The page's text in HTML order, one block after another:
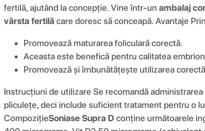
fertilă, ajutând la concepție. Vine într-un ambalaj
vârsta fertilă care doresc să conceapă. Avantaje
Promovează maturarea foliculară corectă.
Aceasta este benefică pentru calitatea
Promovează și îmbunătățește utilizarea
Instrucțiuni de utilizare Se recomandă
pliculețe, deci include suficient tratament pentru o
CompoziţieSoniase Supra D conține următoarele